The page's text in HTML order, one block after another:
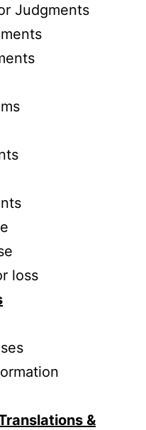
Judgments
loss
&